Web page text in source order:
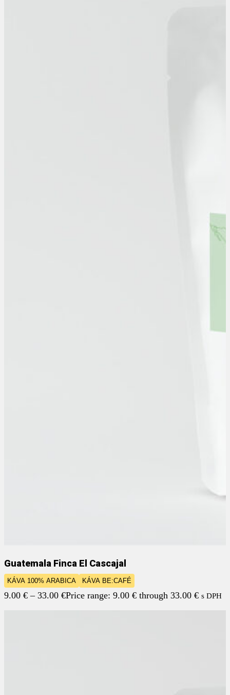
Guatemala Finca El Cascajal
KÁVA 100% ARABICA KÁVA BE:CAFÉ
9.00 € – 33.00 €Price range: 9.00 € through 33.00 € s DPH